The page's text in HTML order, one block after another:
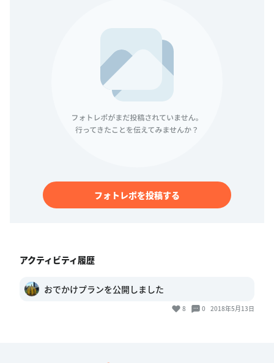
フォトレポを投稿する
アクティビティ履歴
おでかけプランを公開しました
8 0 2018年5月13日